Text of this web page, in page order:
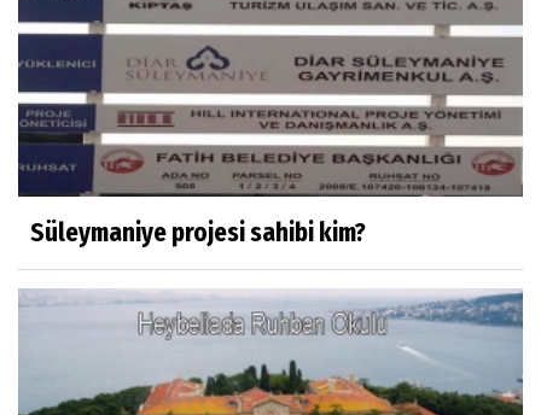
Nüfus ve Seçmen sayıları tutarsızlığı
Misafir Yazar
Yapay zekâ platformlarında ebeveyn
kontrolü sağlamak
OLANIN ÖZETİ!.
HÜSEYİN MOVİT
Süleymaniye projesi sahibi kim?